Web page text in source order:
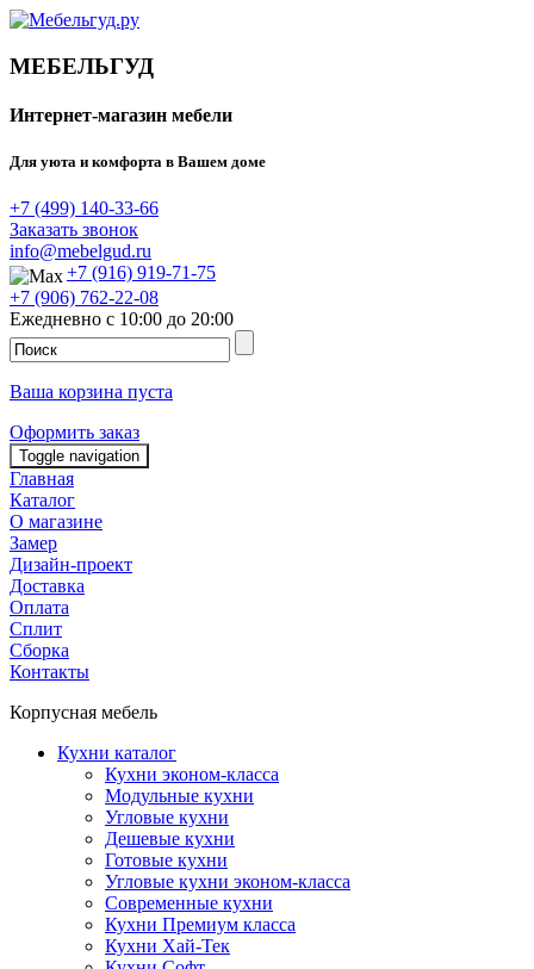
МЕБЕЛЬГУД
Интернет-магазин мебели
Для уюта и комфорта в Вашем доме
+7 (499) 140-33-66
Заказать звонок
info@mebelgud.ru
+7 (916) 919-71-75
+7 (906) 762-22-08
Ежедневно с 10:00 до 20:00
Ваша корзина пуста
Оформить заказ
Toggle navigation
Главная
Каталог
О магазине
Замер
Дизайн-проект
Доставка
Оплата
Сплит
Сборка
Контакты
Корпусная мебель
Кухни каталог
Кухни эконом-класса
Модульные кухни
Угловые кухни
Дешевые кухни
Готовые кухни
Угловые кухни эконом-класса
Современные кухни
Кухни Премиум класса
Кухни Хай-Тек